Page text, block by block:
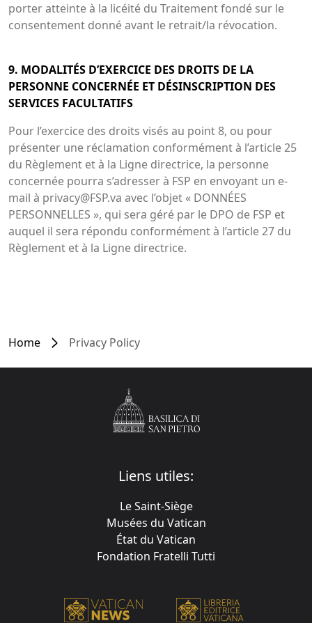
porter atteinte à la licéité du Traitement fondé sur le
consentement donné avant le retrait/la révocation.
9. MODALITÉS D’EXERCICE DES DROITS DE LA
PERSONNE CONCERNÉE ET DÉSINSCRIPTION DES
SERVICES FACULTATIFS
Pour l’exercice des droits visés au point 8, ou pour
présenter une réclamation conformément à l’article 25
du Règlement et à la Ligne directrice, la personne
concernée pourra s’adresser à FSP en envoyant un e-
mail à privacy@FSP.va avec l’objet « DONNÉES
PERSONNELLES », qui sera géré par le DPO de FSP et
auquel il sera répondu conformément à l’article 27 du
Règlement et à la Ligne directrice.
Home Privacy Policy
Liens utiles:
Le Saint-Siège
Musées du Vatican
État du Vatican
Fondation Fratelli Tutti